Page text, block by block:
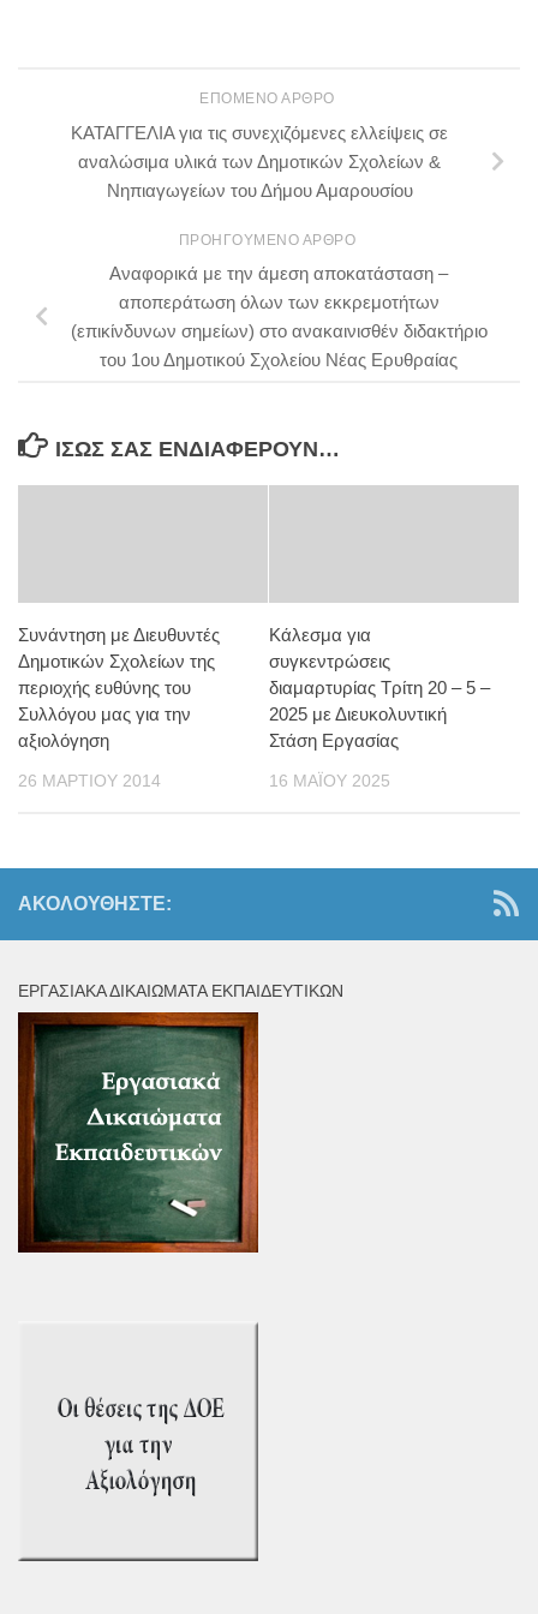
ΕΠΌΜΕΝΟ ΆΡΘΡΟ
ΚΑΤΑΓΓΕΛΙΑ για τις συνεχιζόμενες ελλείψεις σε
αναλώσιμα υλικά των Δημοτικών Σχολείων &
Νηπιαγωγείων του Δήμου Αμαρουσίου
ΠΡΟΗΓΟΎΜΕΝΟ ΆΡΘΡΟ
Αναφορικά με την άμεση αποκατάσταση –
αποπεράτωση όλων των εκκρεμοτήτων
(επικίνδυνων σημείων) στο ανακαινισθέν διδακτήριο
του 1ου Δημοτικού Σχολείου Νέας Ερυθραίας
ΊΣΩΣ ΣΑΣ ΕΝΔΙΑΦΈΡΟΥΝ…
Συνάντηση με Διευθυντές
Δημοτικών Σχολείων της
περιοχής ευθύνης του
Συλλόγου μας για την
αξιολόγηση
26 ΜΑΡΤΊΟΥ 2014
Κάλεσμα για
συγκεντρώσεις
διαμαρτυρίας Τρίτη 20 – 5 –
2025 με Διευκολυντική
Στάση Εργασίας
16 ΜΑΪ́ΟΥ 2025
ΑΚΟΛΟΥΘΉΣΤΕ:
ΕΡΓΑΣΙΑΚΆ ΔΙΚΑΙΏΜΑΤΑ ΕΚΠΑΙΔΕΥΤΙΚΏΝ